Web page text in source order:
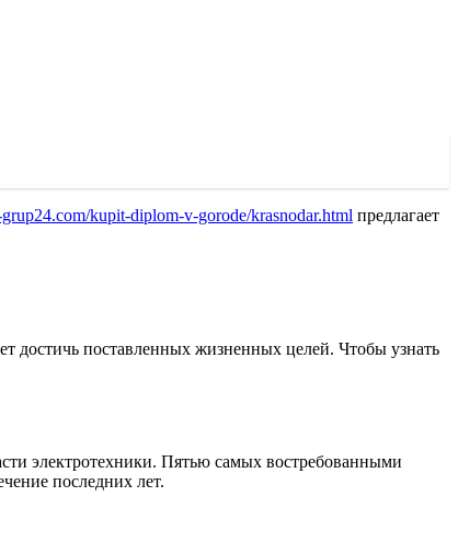
kupit-diplom-v-gorode/krasnodar.html предлагает
достичь поставленных жизненных целей. Чтобы узнать
электротехники. Пятью самых востребованными
последних лет.